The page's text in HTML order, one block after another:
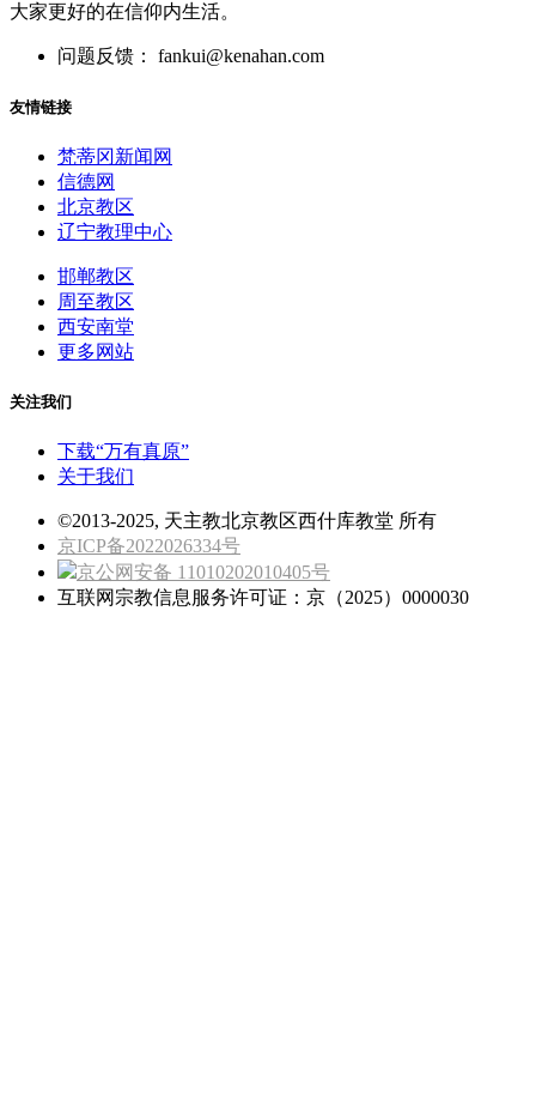
大家更好的在信仰内生活。
问题反馈： fankui@kenahan.com
友情链接
梵蒂冈新闻网
信德网
北京教区
辽宁教理中心
邯郸教区
周至教区
西安南堂
更多网站
关注我们
下载“万有真原”
关于我们
©2013-2025, 天主教北京教区西什库教堂 所有
京ICP备2022026334号
京公网安备 11010202010405号
互联网宗教信息服务许可证：京（2025）0000030